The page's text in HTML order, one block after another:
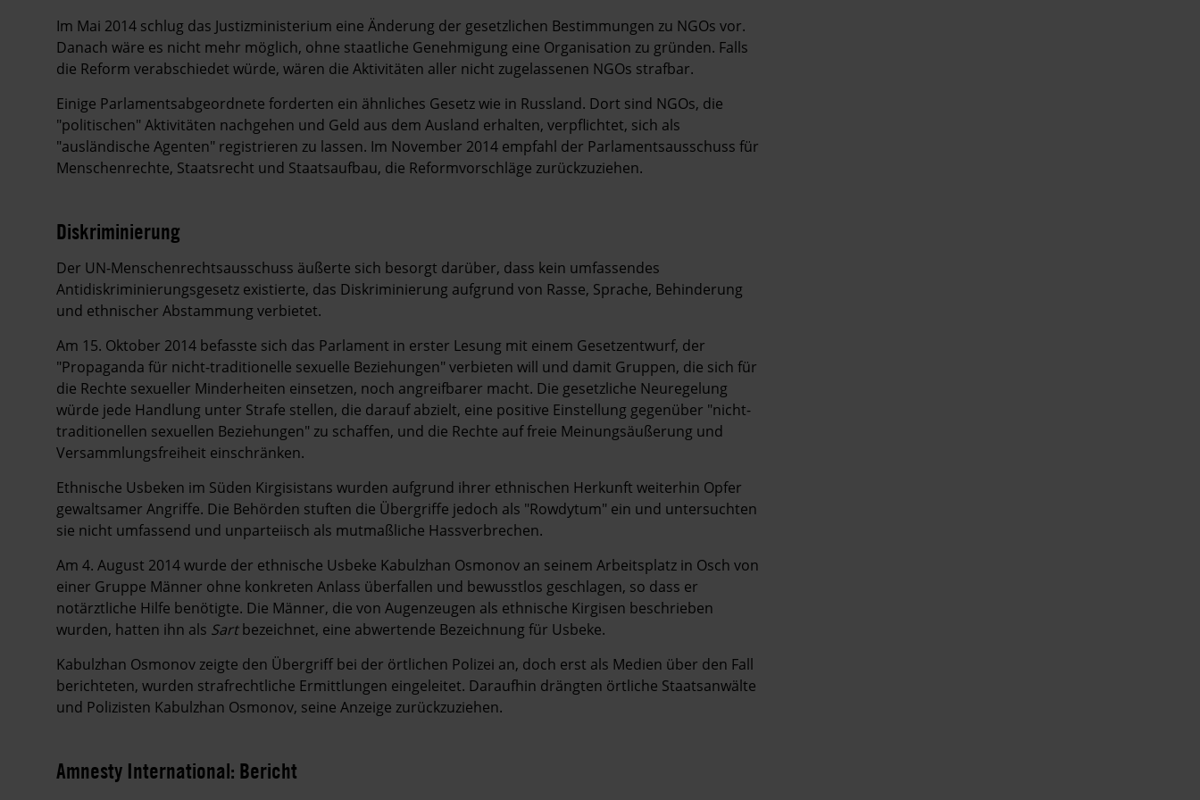
Im Mai 2014 schlug das Justizministerium eine Änderung der gesetzlichen Bestimmungen zu NGOs vor.
Danach wäre es nicht mehr möglich, ohne staatliche Genehmigung eine Organisation zu gründen. Falls
die Reform verabschiedet würde, wären die Aktivitäten aller nicht zugelassenen NGOs strafbar.
Einige Parlamentsabgeordnete forderten ein ähnliches Gesetz wie in Russland. Dort sind NGOs, die
"politischen" Aktivitäten nachgehen und Geld aus dem Ausland erhalten, verpflichtet, sich als
"ausländische Agenten" registrieren zu lassen. Im November 2014 empfahl der Parlamentsausschuss für
Menschenrechte, Staatsrecht und Staatsaufbau, die Reformvorschläge zurückzuziehen.
Diskriminierung
Der UN-Menschenrechtsausschuss äußerte sich besorgt darüber, dass kein umfassendes
Antidiskriminierungsgesetz existierte, das Diskriminierung aufgrund von Rasse, Sprache, Behinderung
und ethnischer Abstammung verbietet.
Am 15. Oktober 2014 befasste sich das Parlament in erster Lesung mit einem Gesetzentwurf, der
"Propaganda für nicht-traditionelle sexuelle Beziehungen" verbieten will und damit Gruppen, die sich für
die Rechte sexueller Minderheiten einsetzen, noch angreifbarer macht. Die gesetzliche Neuregelung
würde jede Handlung unter Strafe stellen, die darauf abzielt, eine positive Einstellung gegenüber "nicht-
traditionellen sexuellen Beziehungen" zu schaffen, und die Rechte auf freie Meinungsäußerung und
Versammlungsfreiheit einschränken.
Ethnische Usbeken im Süden Kirgisistans wurden aufgrund ihrer ethnischen Herkunft weiterhin Opfer
gewaltsamer Angriffe. Die Behörden stuften die Übergriffe jedoch als "Rowdytum" ein und untersuchten
sie nicht umfassend und unparteiisch als mutmaßliche Hassverbrechen.
Am 4. August 2014 wurde der ethnische Usbeke Kabulzhan Osmonov an seinem Arbeitsplatz in Osch von
einer Gruppe Männer ohne konkreten Anlass überfallen und bewusstlos geschlagen, so dass er
notärztliche Hilfe benötigte. Die Männer, die von Augenzeugen als ethnische Kirgisen beschrieben
wurden, hatten ihn als Sartbezeichnet, eine abwertende Bezeichnung für Usbeke.
Kabulzhan Osmonov zeigte den Übergriff bei der örtlichen Polizei an, doch erst als Medien über den Fall
berichteten, wurden strafrechtliche Ermittlungen eingeleitet. Daraufhin drängten örtliche Staatsanwälte
und Polizisten Kabulzhan Osmonov, seine Anzeige zurückzuziehen.
Amnesty International: Bericht